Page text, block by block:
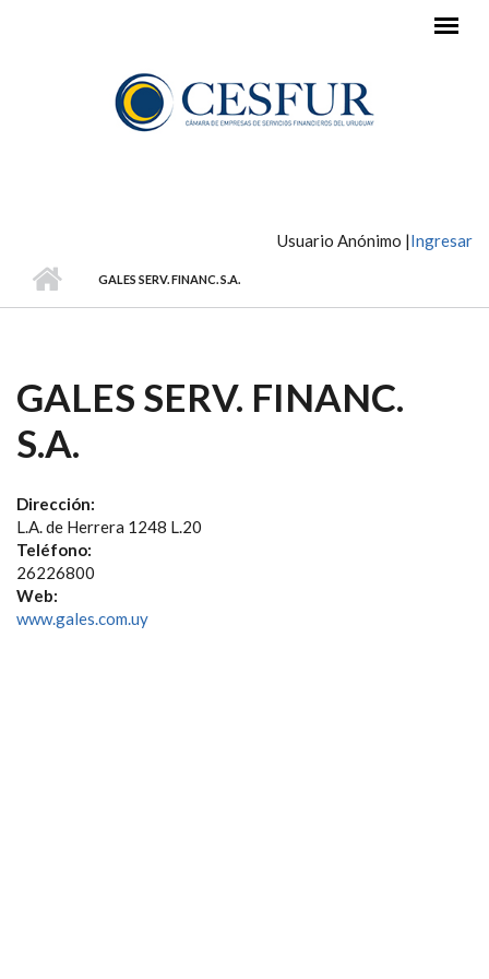
Usuario Anónimo |Ingresar
GALES SERV. FINANC. S.A.
GALES SERV. FINANC.
S.A.
Dirección:
L.A. de Herrera 1248 L.20
Teléfono:
26226800
Web:
www.gales.com.uy